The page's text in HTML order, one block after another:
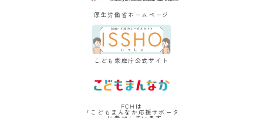
厚生労働省ホームページ
こども家庭庁公式サイト
FCHは
「こどもまんなか応援サポータ